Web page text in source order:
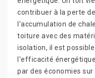
contribuer à la perte
l'accumulation de
toiture avec des
isolation, il est
l'efficacité
par des économies